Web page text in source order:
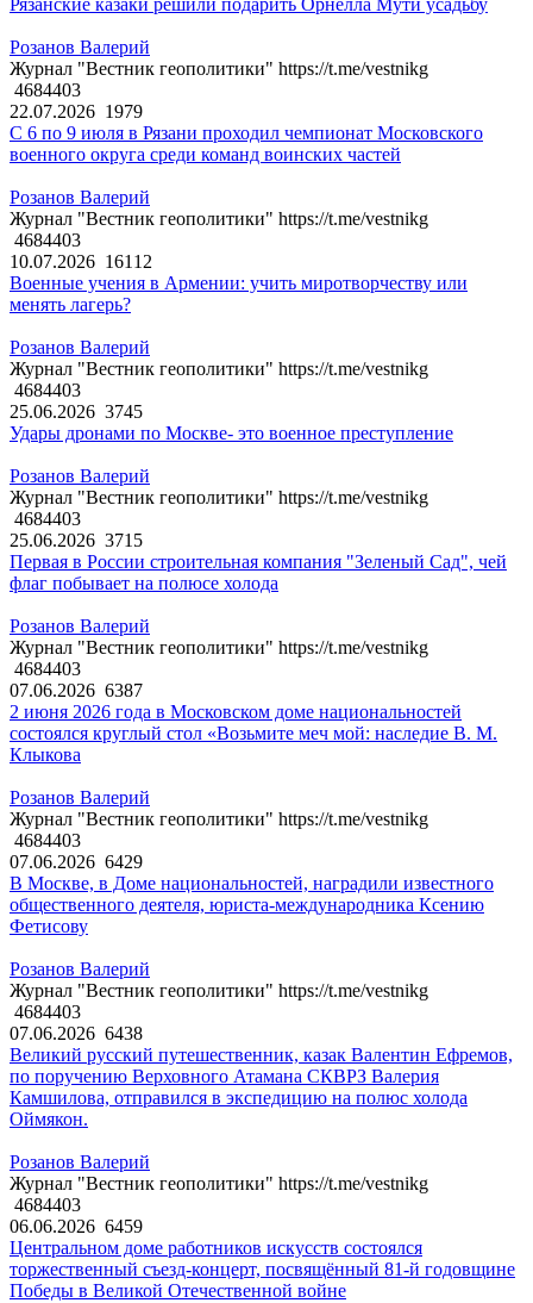
Рязанские казаки решили подарить Орнелла Мути усадьбу
Розанов Валерий
Журнал "Вестник геополитики" https://t.me/vestnikg
4684403
22.07.2026 1979
С 6 по 9 июля в Рязани проходил чемпионат Московского
военного округа среди команд воинских частей
Розанов Валерий
Журнал "Вестник геополитики" https://t.me/vestnikg
4684403
10.07.2026 16112
Военные учения в Армении: учить миротворчеству или
менять лагерь?
Розанов Валерий
Журнал "Вестник геополитики" https://t.me/vestnikg
4684403
25.06.2026 3745
Удары дронами по Москве- это военное преступление
Розанов Валерий
Журнал "Вестник геополитики" https://t.me/vestnikg
4684403
25.06.2026 3715
Первая в России строительная компания "Зеленый Сад", чей
флаг побывает на полюсе холода
Розанов Валерий
Журнал "Вестник геополитики" https://t.me/vestnikg
4684403
07.06.2026 6387
2 июня 2026 года в Московском доме национальностей
состоялся круглый стол «Возьмите меч мой: наследие В. М.
Клыкова
Розанов Валерий
Журнал "Вестник геополитики" https://t.me/vestnikg
4684403
07.06.2026 6429
В Москве, в Доме национальностей, наградили известного
общественного деятеля, юриста-международника Ксению
Фетисову
Розанов Валерий
Журнал "Вестник геополитики" https://t.me/vestnikg
4684403
07.06.2026 6438
Великий русский путешественник, казак Валентин Ефремов,
по поручению Верховного Атамана СКВРЗ Валерия
Камшилова, отправился в экспедицию на полюс холода
Оймякон.
Розанов Валерий
Журнал "Вестник геополитики" https://t.me/vestnikg
4684403
06.06.2026 6459
Центральном доме работников искусств состоялся
торжественный съезд-концерт, посвящённый 81-й годовщине
Победы в Великой Отечественной войне